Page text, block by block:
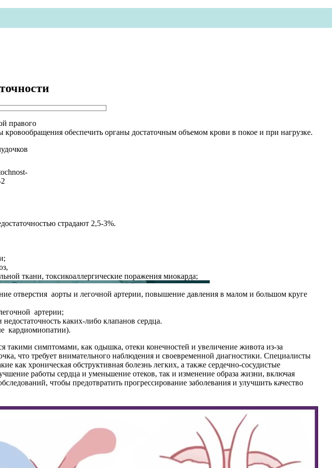
правого
обеспечить органы достаточным объемом крови в покое и при нагрузке.
страдают 2,5-3%.
ткани, токсикоаллергические поражения миокарда;
отверстия аорты и легочной артерии, повышение давления в малом и большом круге
артерии;
каких-либо клапанов сердца.
кардиомиопатии).
такими симптомами, как одышка, отеки конечностей и увеличение живота из-за
что требует внимательного наблюдения и своевременной диагностики. Специалисты
как хроническая обструктивная болезнь легких, а также сердечно-сосудистые
работы сердца и уменьшение отеков, так и изменение образа жизни, включая
чтобы предотвратить прогрессирование заболевания и улучшить качество